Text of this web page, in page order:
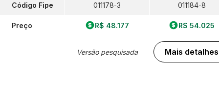
Código Fipe
Preço
011178-3
R$ 48.177
Versão pesquisada
011184-8
R$ 54.025
Mais detalhes